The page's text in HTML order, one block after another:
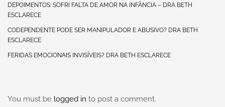
DEPOIMENTOS: SOFRI FALTA DE AMOR NA INFÂNCIA – DRA BETH
ESCLARECE
CODEPENDENTE PODE SER MANIPULADOR E ABUSIVO? DRA BETH
ESCLARECE
FERIDAS EMOCIONAIS INVISÍVEIS? DRA BETH ESCLARECE
You must be logged in to post a comment.